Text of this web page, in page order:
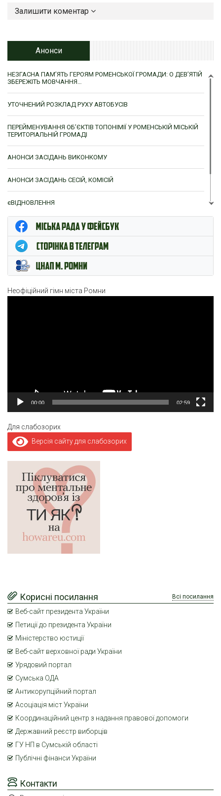
Залишити коментар
Анонси
НЕЗГАСНА ПАМ’ЯТЬ ГЕРОЯМ РОМЕНСЬКОЇ ГРОМАДИ: О ДЕВ’ЯТІЙ
ЗБЕРЕЖІТЬ МОВЧАННЯ…
УТОЧНЕНИЙ РОЗКЛАД РУХУ АВТОБУСІВ
ПЕРЕЙМЕНУВАННЯ ОБ’ЄКТІВ ТОПОНІМІЇ У РОМЕНСЬКІЙ МІСЬКІЙ
ТЕРИТОРІАЛЬНІЙ ГРОМАДІ
АНОНСИ ЗАСІДАНЬ ВИКОНКОМУ
АНОНСИ ЗАСІДАНЬ СЕСІЙ, КОМІСІЙ
єВІДНОВЛЕННЯ
ЦНАП м. Ромни
Неофіційний гімн міста Ромни
00:00 02:59
Для слабозорих
Версія сайту для слабозорих
Контакти
Корисні посилання Всі посилання
Веб-сайт президента України
Петиції до президента України
Міністерство юстиції
Веб-сайт верховної ради України
Урядовий портал
Сумська ОДА
Антикорупційний портал
Асоціація міст України
Координаційний центр з надання правової допомоги
Державний реєстр виборців
ГУ НП в Сумській області
Публічні фінанси України